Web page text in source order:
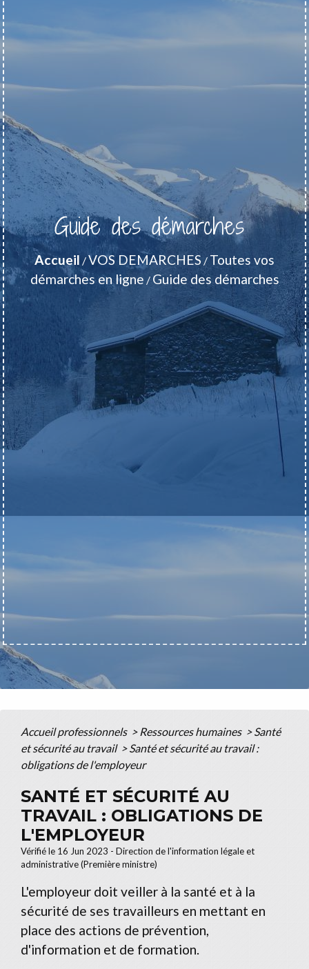
Guide des démarches
Accueil /VOS DEMARCHES / Toutes vos
démarches en ligne / Guide des démarches
Accueil professionnels > Ressources humaines > Santé
et sécurité au travail > Santé et sécurité au travail :
obligations de l'employeur
SANTÉ ET SÉCURITÉ AU
TRAVAIL : OBLIGATIONS DE
L'EMPLOYEUR
Vérifié le 16 Jun 2023 - Direction de l'information légale et
administrative (Première ministre)
L'employeur doit veiller à la santé et à la
sécurité de ses travailleurs en mettant en
place des actions de prévention,
d'information et de formation.